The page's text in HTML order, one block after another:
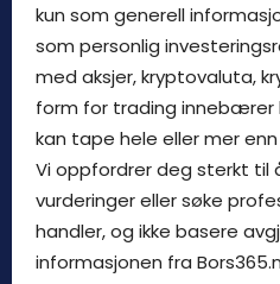
kun som generell
som personlig
med aksjer, kryptovaluta,
form for trading innebærer
kan tape hele eller mer
Vi oppfordrer deg sterkt til
vurderinger eller søke
handler, og ikke basere
informasjonen fra